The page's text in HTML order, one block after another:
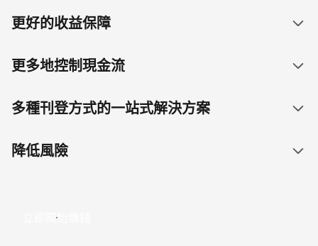
更好的收益保障
更多地控制現金流
多種刊登方式的一站式解決方案
降低風險
立即開始賺錢